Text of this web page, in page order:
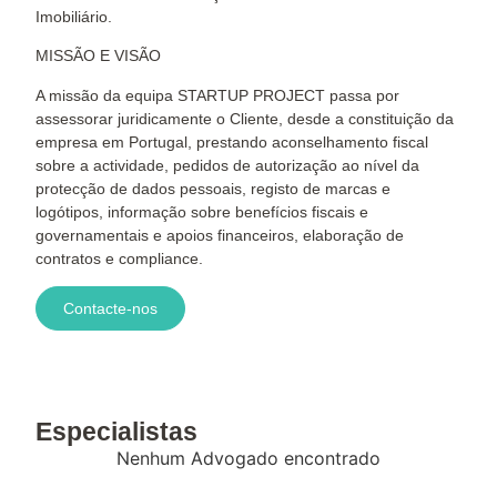
Imobiliário.
MISSÃO E VISÃO
A missão da equipa STARTUP PROJECT passa por
assessorar juridicamente o Cliente, desde a constituição da
empresa em Portugal, prestando aconselhamento fiscal
sobre a actividade, pedidos de autorização ao nível da
protecção de dados pessoais, registo de marcas e
logótipos, informação sobre benefícios fiscais e
governamentais e apoios financeiros, elaboração de
contratos e compliance.
Contacte-nos
Especialistas
Nenhum Advogado encontrado